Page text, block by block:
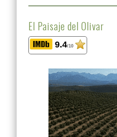
El Paisaje del Olivar
9.4/10